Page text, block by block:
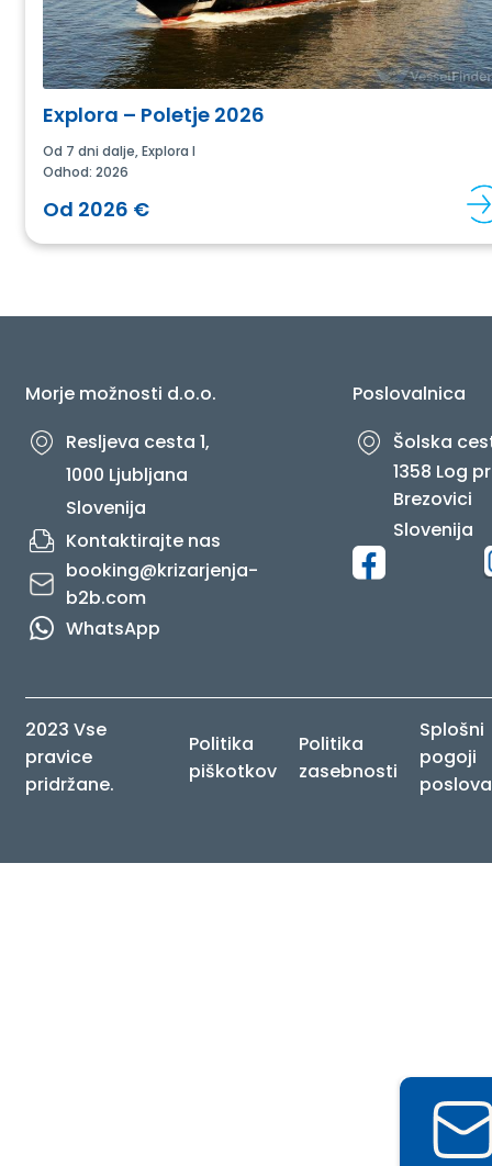
Explora – Poletje 2026
Od 7 dni dalje, Explora I
Odhod: 2026
Od 2026 €
Morje možnosti d.o.o.
Resljeva cesta 1,
1000 Ljubljana
Slovenija
Kontaktirajte nas
booking@krizarjenja-
b2b.com
WhatsApp
Poslovalnica
Šolska
1358 Log
Brezovici
Slovenija
2023 Vse
pravice
pridržane.
Politika
piškotkov
Politika
zasebnosti
Splošni
pogoji